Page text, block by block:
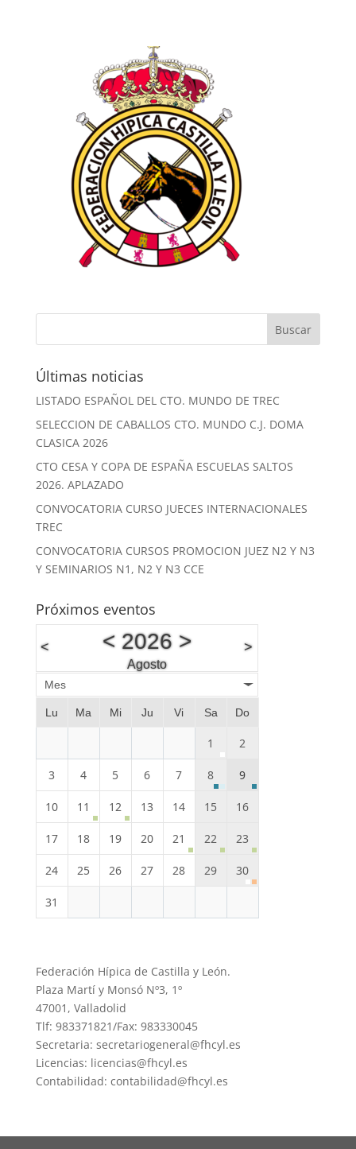
Últimas noticias
LISTADO ESPAÑOL DEL CTO. MUNDO DE TREC
SELECCION DE CABALLOS CTO. MUNDO C.J. DOMA
CLASICA 2026
CTO CESA Y COPA DE ESPAÑA ESCUELAS SALTOS
2026. APLAZADO
CONVOCATORIA CURSO JUECES INTERNACIONALES
TREC
CONVOCATORIA CURSOS PROMOCION JUEZ N2 Y N3
Y SEMINARIOS N1, N2 Y N3 CCE
Próximos eventos
< < 2026>
Agosto
>
Mes
Lu Ma Mi Ju Vi Sa Do
1 2
3 4 5 6 7 8 9
10 11 12 13 14 15 16
17 18 19 20 21 22 23
24 25 26 27 28 29 30
31
Federación Hípica de Castilla y León.
Plaza Martí y Monsó Nº3, 1º
47001, Valladolid
Tlf: 983371821/Fax: 983330045
Secretaria: secretariogeneral@fhcyl.es
Licencias: licencias@fhcyl.es
Contabilidad: contabilidad@fhcyl.es